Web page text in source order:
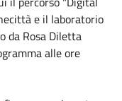
e il laboratorio
da Rosa Diletta
alle ore